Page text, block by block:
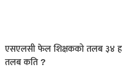
एसएलसी फेल शिक्षकको तलब ३४
तलब कति ?